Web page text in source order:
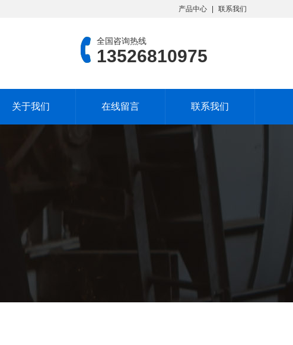
产品中心 联系我们
全国咨询热线
13526810975
关于我们 在线留言 联系我们